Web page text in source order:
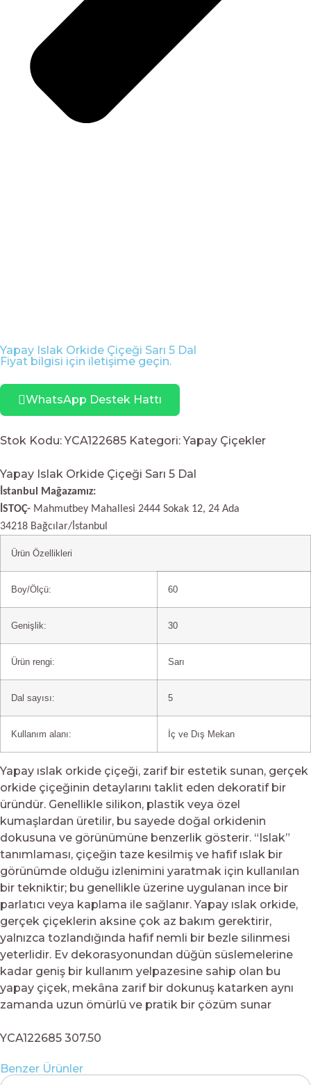
Yapay Islak Orkide Çiçeği Sarı 5 Dal
Fiyat bilgisi için iletişime geçin.
WhatsApp Destek Hattı
Stok Kodu:YCA122685 Kategori: Yapay Çiçekler
Yapay Islak Orkide Çiçeği Sarı 5 Dal
İstanbul Mağazamız:
İSTOÇ- Mahmutbey Mahallesi 2444 Sokak 12, 24 Ada
34218 Bağcılar/İstanbul
Ürün Özellikleri
Boy/Ölçü: 60
Genişlik: 30
Ürün rengi: Sarı
Dal sayısı: 5
Kullanım alanı: İç ve Dış Mekan
Yapay ıslak orkide çiçeği, zarif bir estetik sunan, gerçek
orkide çiçeğinin detaylarını taklit eden dekoratif bir
üründür. Genellikle silikon, plastik veya özel
kumaşlardan üretilir, bu sayede doğal orkidenin
dokusuna ve görünümüne benzerlik gösterir. “Islak”
tanımlaması, çiçeğin taze kesilmiş ve hafif ıslak bir
görünümde olduğu izlenimini yaratmak için kullanılan
bir tekniktir; bu genellikle üzerine uygulanan ince bir
parlatıcı veya kaplama ile sağlanır. Yapay ıslak orkide,
gerçek çiçeklerin aksine çok az bakım gerektirir,
yalnızca tozlandığında hafif nemli bir bezle silinmesi
yeterlidir. Ev dekorasyonundan düğün süslemelerine
kadar geniş bir kullanım yelpazesine sahip olan bu
yapay çiçek, mekâna zarif bir dokunuş katarken aynı
zamanda uzun ömürlü ve pratik bir çözüm sunar
YCA122685 307.50
Benzer Ürünler